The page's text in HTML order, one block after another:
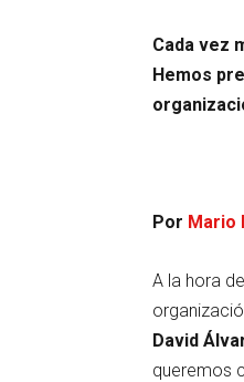
Cada vez
Hemos
Por Mario
A la hora
David
queremos